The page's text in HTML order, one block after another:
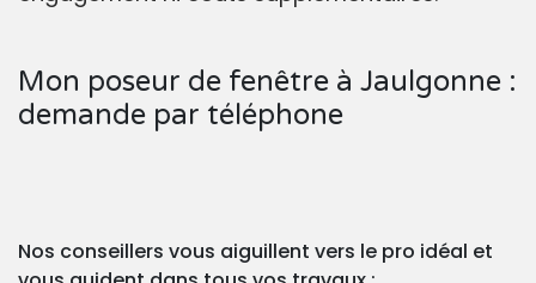
Mon poseur de fenêtre à Jaulgonne :
demande par téléphone
Nos conseillers vous aiguillent vers le pro idéal et